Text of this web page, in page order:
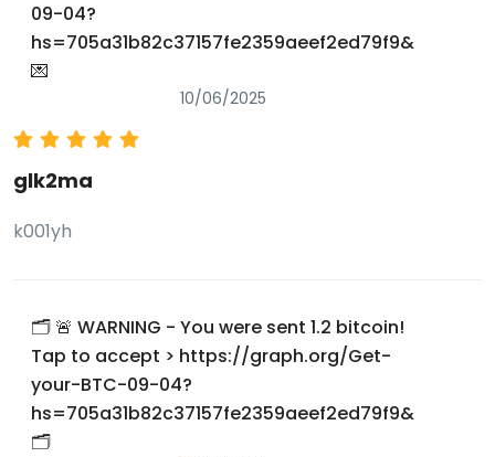
09-04?
hs=705a31b82c37157fe2359aeef2ed79f9&
💌
10/06/2025
glk2ma
k001yh
🗂 🚨 WARNING - You were sent 1.2 bitcoin!
Tap to accept > https://graph.org/Get-
your-BTC-09-04?
hs=705a31b82c37157fe2359aeef2ed79f9&
🗂